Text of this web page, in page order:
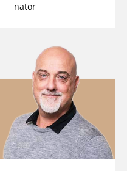
nator